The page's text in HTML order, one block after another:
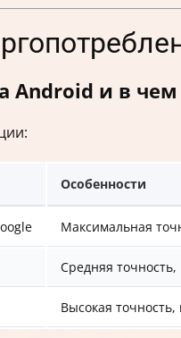
и в чем
Особенности
Максимальная
Средняя
Высокая